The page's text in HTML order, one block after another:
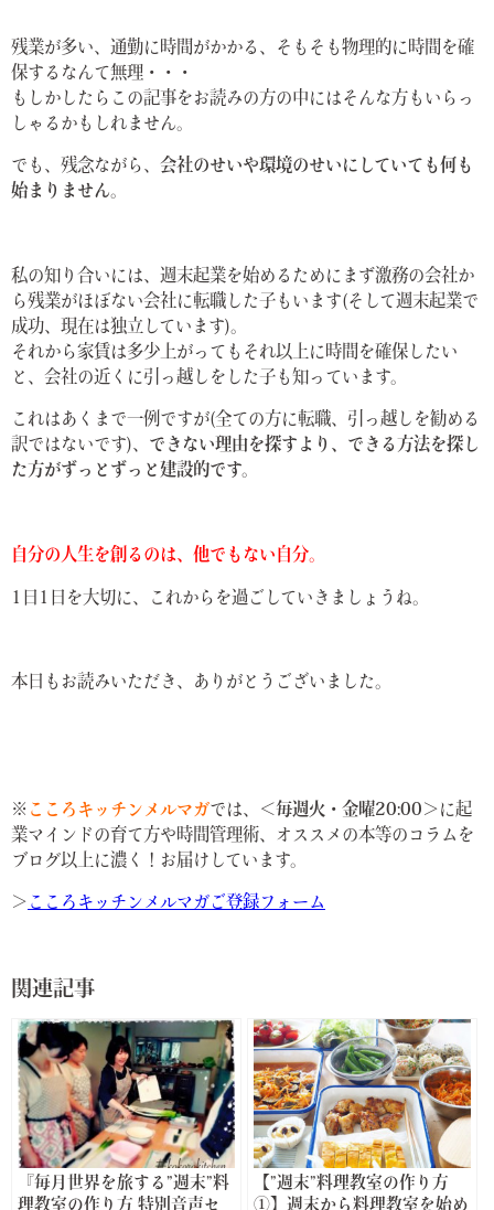
残業が多い、通勤に時間がかかる、そもそも物理的に時間を確
保するなんて無理・・・
もしかしたらこの記事をお読みの方の中にはそんな方もいらっ
しゃるかもしれません。
でも、残念ながら、 会社のせいや環境のせいにしていても何も
始まりません。
私の知り合いには、週末起業を始めるためにまず激務の会社か
ら残業がほぼない会社に転職した子もいます(そして週末起業で
成功、現在は独立しています)。
それから家賃は多少上がってもそれ以上に時間を確保したい
と、会社の近くに引っ越しをした子も知っています。
これはあくまで一例ですが(全ての方に転職、引っ越しを勧める
訳ではないです)、 できない理由を探すより、できる方法を探し
た方がずっとずっと建設的です。
自分の人生を創るのは、他でもない自分。
1日1日を大切に、これからを過ごしていきましょうね。
本日もお読みいただき、ありがとうございました。
※ こころキッチンメルマガでは、 ＜毎週火・金曜20:00＞に起
業マインドの育て方や時間管理術、オススメの本等のコラムを
ブログ以上に濃く！お届けしています。
＞ こころキッチンメルマガご登録フォーム
関連記事
『毎月世界を旅する”週末”料
理教室の作り方 特別音声セ
【”週末”料理教室の作り方
①】週末から料理教室を始め